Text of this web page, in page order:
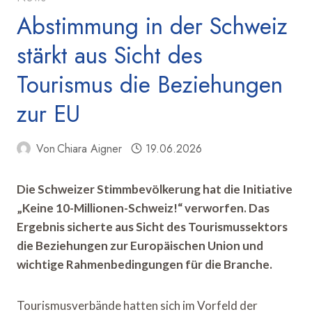
Abstimmung in der Schweiz
stärkt aus Sicht des
Tourismus die Beziehungen
zur EU
VonChiara Aigner 19.06.2026
Die Schweizer Stimmbevölkerung hat die Initiative
„Keine 10-Millionen-Schweiz!“ verworfen. Das
Ergebnis sicherte aus Sicht des Tourismussektors
die Beziehungen zur Europäischen Union und
wichtige Rahmenbedingungen für die Branche.
Tourismusverbände hatten sich im Vorfeld der